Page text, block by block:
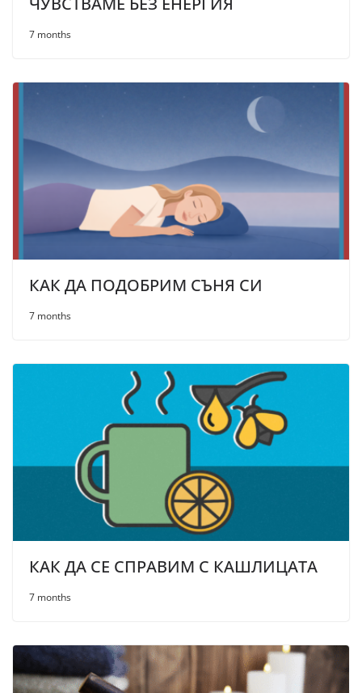
7 months
КАК ДА ПОДОБРИМ СЪНЯ СИ
7 months
КАК ДА СЕ СПРАВИМ С КАШЛИЦАТА
7 months